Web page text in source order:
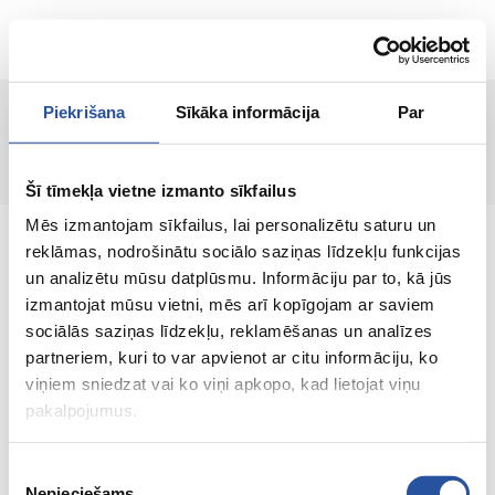
Piekrišana Sīkāka informācija Par
Šī tīmekļa vietne izmanto sīkfailus
Mēs izmantojam sīkfailus, lai personalizētu saturu un
reklāmas, nodrošinātu sociālo saziņas līdzekļu funkcijas
un analizētu mūsu datplūsmu. Informāciju par to, kā jūs
izmantojat mūsu vietni, mēs arī kopīgojam ar saviem
sociālās saziņas līdzekļu, reklamēšanas un analīzes
partneriem, kuri to var apvienot ar citu informāciju, ko
viņiem sniedzat vai ko viņi apkopo, kad lietojat viņu
pakalpojumus.
RU
Страница не найдена!
Интернет-магазин с выгодными ценами и
качественными товарами, где
удовлетворённость клиента является нашей
главной ценностью.
Vse dlja vashego doma i sada!